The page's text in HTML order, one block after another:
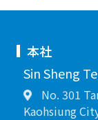
本社
Sin Sheng
No. 301
Kaohsiung